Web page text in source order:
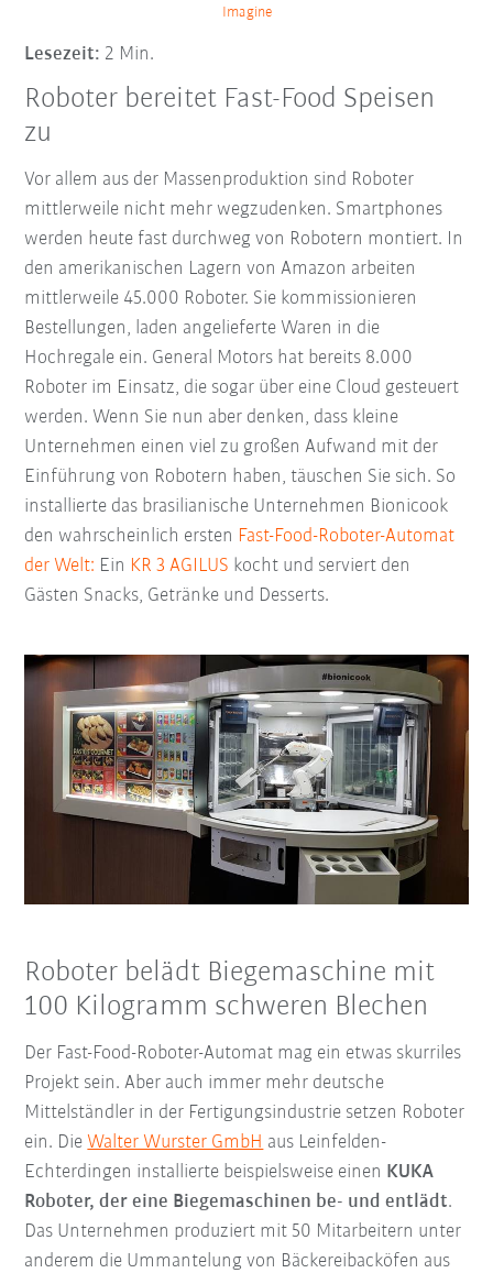
Imagine
Lesezeit: 2 Min.
Roboter bereitet Fast-Food Speisen
zu
Vor allem aus der Massenproduktion sind Roboter
mittlerweile nicht mehr wegzudenken. Smartphones
werden heute fast durchweg von Robotern montiert. In
den amerikanischen Lagern von Amazon arbeiten
mittlerweile 45.000 Roboter. Sie kommissionieren
Bestellungen, laden angelieferte Waren in die
Hochregale ein. General Motors hat bereits 8.000
Roboter im Einsatz, die sogar über eine Cloud gesteuert
werden. Wenn Sie nun aber denken, dass kleine
Unternehmen einen viel zu großen Aufwand mit der
Einführung von Robotern haben, täuschen Sie sich. So
installierte das brasilianische Unternehmen Bionicook
den wahrscheinlich ersten Fast-Food-Roboter-Automat
der Welt: Ein KR 3 AGILUS kocht und serviert den
Gästen Snacks, Getränke und Desserts.
Roboter belädt Biegemaschine mit
100 Kilogramm schweren Blechen
Der Fast-Food-Roboter-Automat mag ein etwas skurriles
Projekt sein. Aber auch immer mehr deutsche
Mittelständler in der Fertigungsindustrie setzen Roboter
ein. DieWalter Wurster GmbH aus Leinfelden-
Echterdingen installierte beispielsweise einen KUKA
Roboter, der eine Biegemaschinen be- und entlädt.
Das Unternehmen produziert mit 50 Mitarbeitern unter
anderem die Ummantelung von Bäckereibacköfen aus